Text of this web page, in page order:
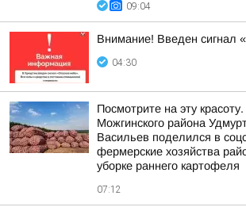
09:04
Внимание! Введен сигнал
04:30
Посмотрите на эту
Можгинского района
Васильев поделился в
фермерские хозяйства
уборке раннего картофеля
07:12